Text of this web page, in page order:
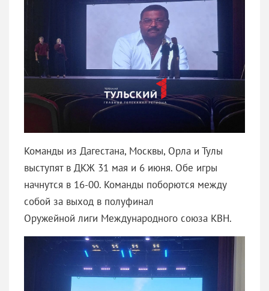
Команды из Дагестана, Москвы, Орла и Тулы
выступят в ДКЖ 31 мая и 6 июня. Обе игры
начнутся в 16-00. Команды поборются между
собой за выход в полуфинал
Оружейной лиги Международного союза КВН.